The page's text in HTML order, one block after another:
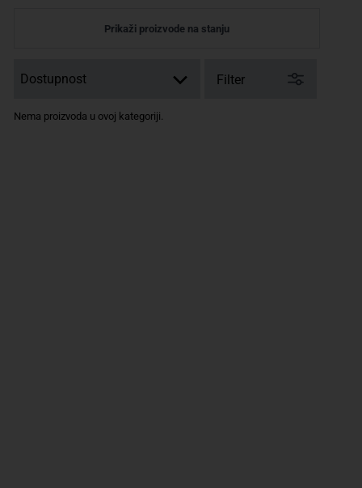
Prikaži proizvode na stanju
Filter
Nema proizvoda u ovoj kategoriji.